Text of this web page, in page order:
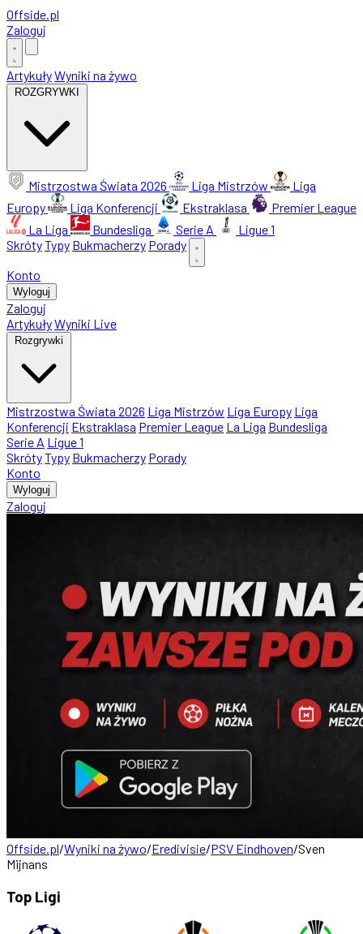
Offside.pl
Zaloguj
ArtykułyWyniki na żywo
ROZGRYWKI
Mistrzostwa Świata 2026 Liga Mistrzów
Liga
Europy
Liga Konferencji Ekstraklasa
Premier League
La Liga
Bundesliga Serie A
Ligue 1
SkrótyTypy Bukmacherzy Porady
Konto
Wyloguj
Zaloguj
ArtykułyWyniki Live
Rozgrywki
Mistrzostwa Świata 2026 Liga Mistrzów Liga Europy Liga
Konferencji Ekstraklasa Premier League La Liga Bundesliga
Serie A Ligue 1
SkrótyTypy Bukmacherzy Porady
Konto
Wyloguj
Zaloguj
Offside.pl/Wyniki na żywo/Eredivisie/PSV Eindhoven/Sven
Mijnans
Top Ligi